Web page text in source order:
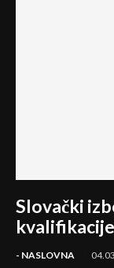
Slovački
- NASLOVNA